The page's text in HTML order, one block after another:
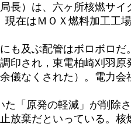
）は、六ヶ所核燃サ
在はＭＯＸ燃料加工工
及ぶ配管はボロボロ
印され，東電柏崎刈羽
儀なくされた）。電力
「原発の軽減」が削除
棄だといっている。